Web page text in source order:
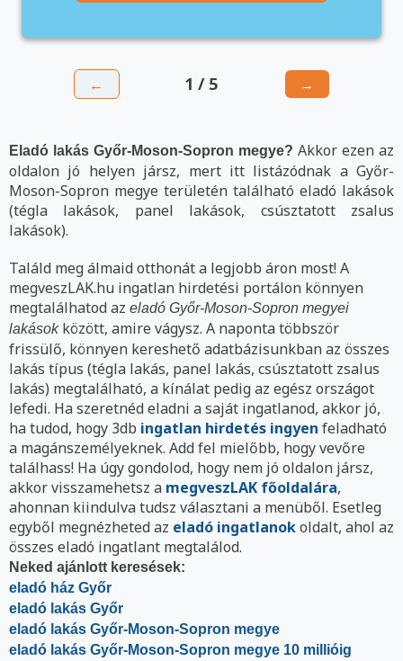
← 1 / 5 →
Eladó lakás Győr-Moson-Sopron megye? Akkor ezen az
oldalon jó helyen jársz, mert itt listázódnak a Győr-
Moson-Sopron megye területén található eladó lakások
(tégla lakások, panel lakások, csúsztatott zsalus
lakások).
Találd meg álmaid otthonát a legjobb áron most! A
megveszLAK.hu ingatlan hirdetési portálon könnyen
megtalálhatod az eladó Győr-Moson-Sopron megyei
lakásokközött, amire vágysz. A naponta többször
frissülő, könnyen kereshető adatbázisunkban az összes
lakás típus (tégla lakás, panel lakás, csúsztatott zsalus
lakás) megtalálható, a kínálat pedig az egész országot
lefedi. Ha szeretnéd eladni a saját ingatlanod, akkor jó,
ha tudod, hogy 3db ingatlan hirdetés ingyen feladható
a magánszemélyeknek. Add fel mielőbb, hogy vevőre
találhass! Ha úgy gondolod, hogy nem jó oldalon jársz,
akkor visszamehetsz a megveszLAK főoldalára,
ahonnan kiindulva tudsz választani a menüből. Esetleg
egyből megnézheted az eladó ingatlanokoldalt, ahol az
összes eladó ingatlant megtalálod.
Neked ajánlott keresések:
eladó ház Győr
eladó lakás Győr
eladó lakás Győr-Moson-Sopron megye
eladó lakás Győr-Moson-Sopron megye 10 millióig